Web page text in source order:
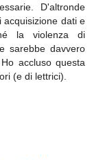
D'altronde
acquisizione dati e
la violenza di
sarebbe davvero
accluso questa
(e di lettrici).